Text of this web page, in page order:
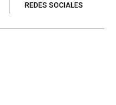
REDES SOCIALES